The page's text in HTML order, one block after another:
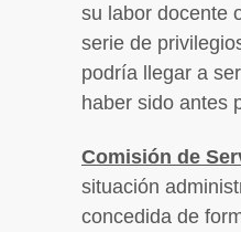
su labor docente
serie de
podría llegar a
haber sido antes
Comisión de
situación
concedida de